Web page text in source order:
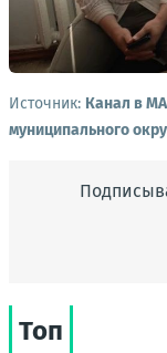
Источник: Канал в
муниципального
Топ